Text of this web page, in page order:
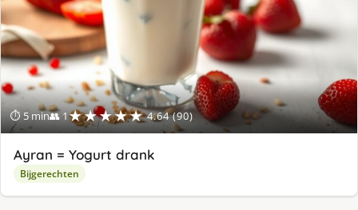
⏱ 5 min👥 1★★★★★ 4.64 (90)
Ayran = Yogurt drank
Bijgerechten